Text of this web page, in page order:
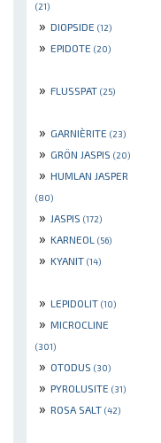
(21)
» DIOPSIDE (12)
» EPIDOTE (20)
» FLUSSPAT (25)
» GARNIÈRITE (23)
» GRÖN JASPIS (20)
» HUMLAN JASPER
(80)
» JASPIS (172)
» KARNEOL (56)
» KYANIT (14)
» LEPIDOLIT (10)
» MICROCLINE
(301)
» OTODUS (30)
» PYROLUSITE (31)
» ROSA SALT (42)